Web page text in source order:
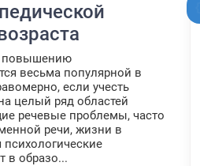
повышению
весьма популярной в
если учесть
целый ряд областей
речевые проблемы, часто
речи, жизни в
в образо...